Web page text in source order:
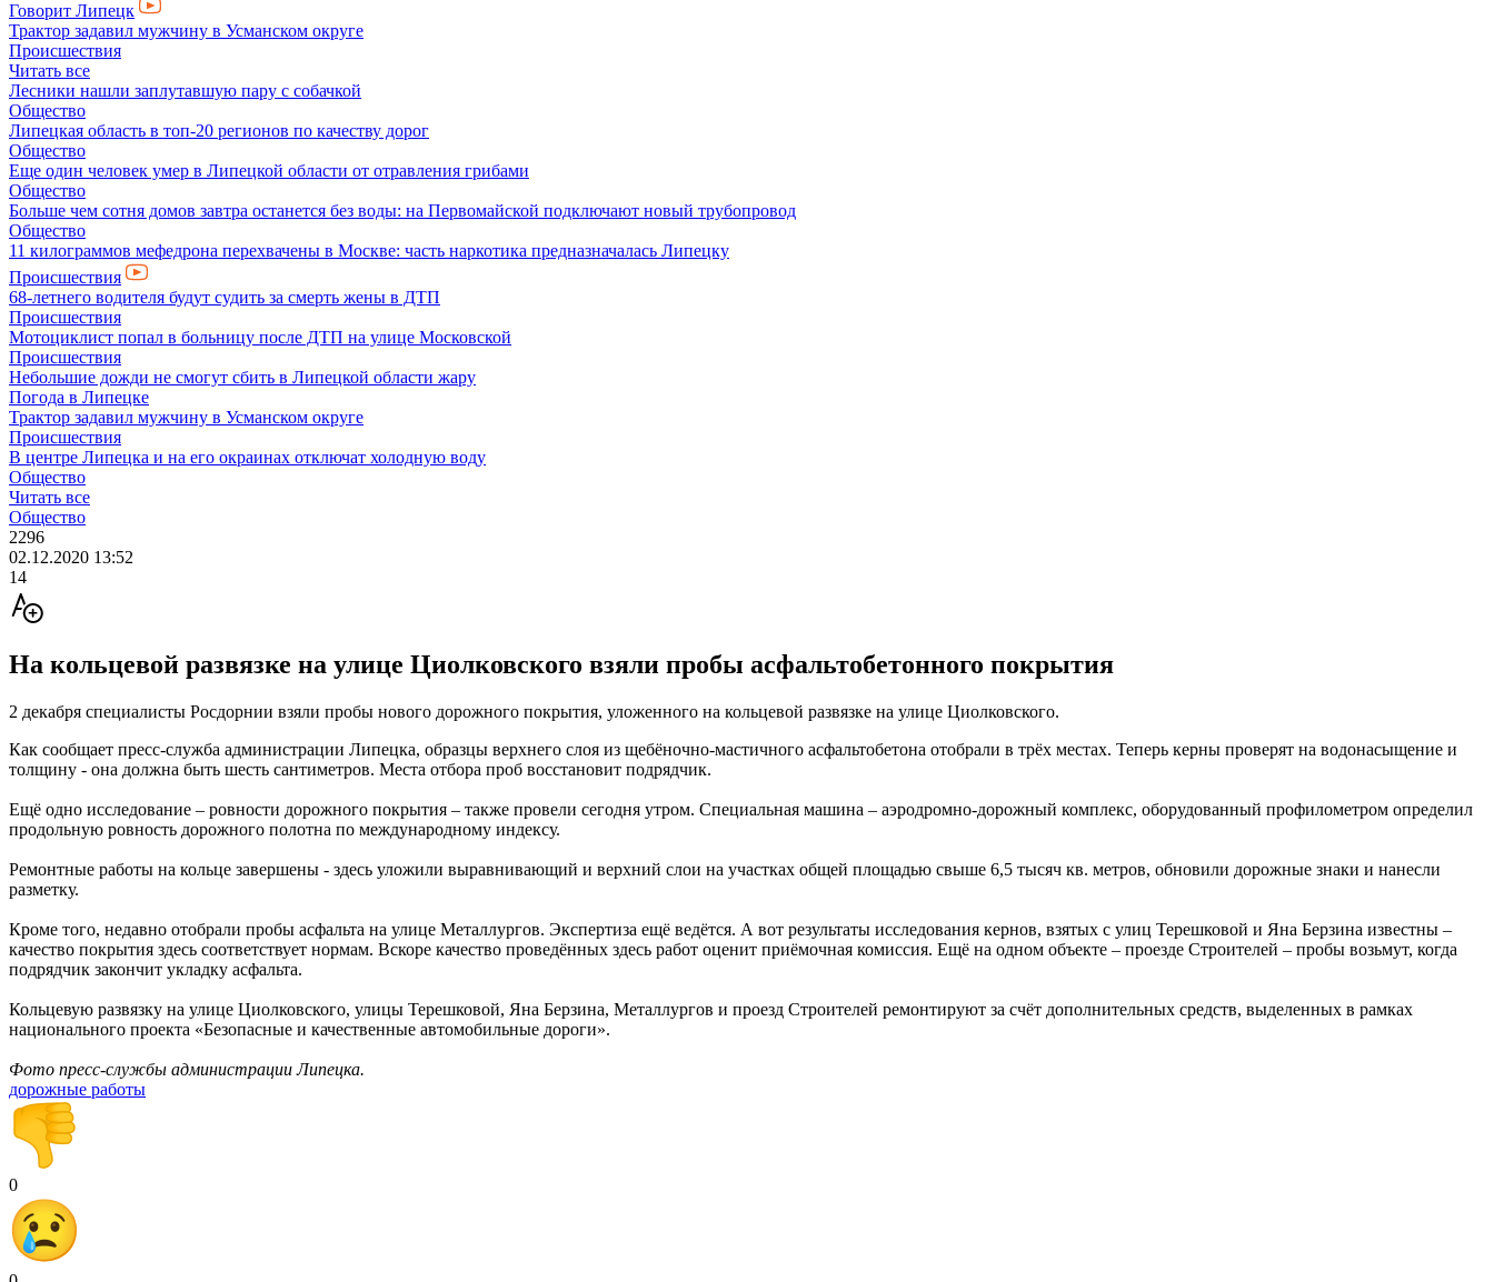
Говорит Липецк
Трактор задавил мужчину в Усманском округе
Происшествия
Читать все
Лесники нашли заплутавшую пару с собачкой
Общество
Липецкая область в топ-20 регионов по качеству дорог
Общество
Еще один человек умер в Липецкой области от отравления грибами
Общество
Больше чем сотня домов завтра останется без воды: на Первомайской подключают новый трубопровод
Общество
11 килограммов мефедрона перехвачены в Москве: часть наркотика предназначалась Липецку
Происшествия
68-летнего водителя будут судить за смерть жены в ДТП
Происшествия
Мотоциклист попал в больницу после ДТП на улице Московской
Происшествия
Небольшие дожди не смогут сбить в Липецкой области жару
Погода в Липецке
Трактор задавил мужчину в Усманском округе
Происшествия
В центре Липецка и на его окраинах отключат холодную воду
Общество
Читать все
Общество
2296
02.12.2020 13:52
14
На кольцевой развязке на улице Циолковского взяли пробы асфальтобетонного покрытия
2 декабря специалисты Росдорнии взяли пробы нового дорожного покрытия, уложенного на кольцевой развязке на улице Циолковского.
Как сообщает пресс-служба администрации Липецка, образцы верхнего слоя из щебёночно-мастичного асфальтобетона отобрали в трёх местах. Теперь керны проверят на водонасыщение и
толщину - она должна быть шесть сантиметров. Места отбора проб восстановит подрядчик.
Ещё одно исследование – ровности дорожного покрытия – также провели сегодня утром. Специальная машина – аэродромно-дорожный комплекс, оборудованный профилометром определил
продольную ровность дорожного полотна по международному индексу.
Ремонтные работы на кольце завершены - здесь уложили выравнивающий и верхний слои на участках общей площадью свыше 6,5 тысяч кв. метров, обновили дорожные знаки и нанесли
разметку.
Кроме того, недавно отобрали пробы асфальта на улице Металлургов. Экспертиза ещё ведётся. А вот результаты исследования кернов, взятых с улиц Терешковой и Яна Берзина известны –
качество покрытия здесь соответствует нормам. Вскоре качество проведённых здесь работ оценит приёмочная комиссия. Ещё на одном объекте – проезде Строителей – пробы возьмут, когда
подрядчик закончит укладку асфальта.
Кольцевую развязку на улице Циолковского, улицы Терешковой, Яна Берзина, Металлургов и проезд Строителей ремонтируют за счёт дополнительных средств, выделенных в рамках
национального проекта «Безопасные и качественные автомобильные дороги».
Фото пресс-службы администрации Липецка.
дорожные работы
0